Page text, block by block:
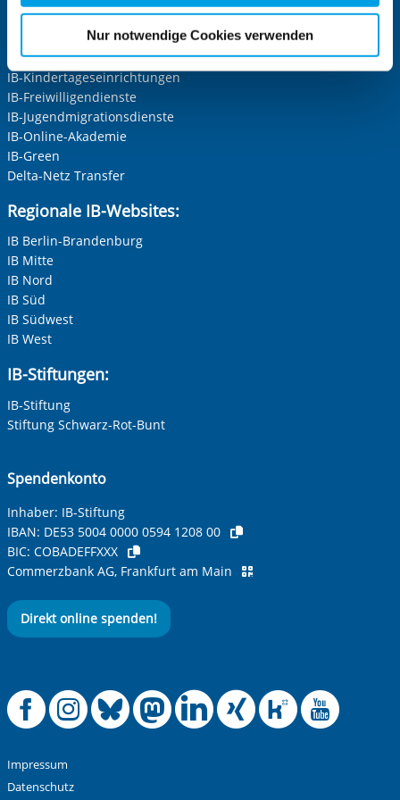
für die Zukunft widerrufen. Bitte beachten Sie: Ihre
Cookies, die erforderlich zur Bereitstellung der von Ihnen
aufgerufenen und somit gewünschten Website-
Funktionen sind. Diese Cookies setzen wir aufgrund
berechtigter Interessen und daher unabhängig von einer
Einwilligung.
Nur notwendige Cookies verwenden
Die Internationale Arbeit des IB
IB-Personalentwicklung
IB-Schulen
IB-Kindertageseinrichtungen
IB-Freiwilligendienste
IB-Jugendmigrationsdienste
IB-Online-Akademie
IB-Green
Delta-Netz Transfer
Regionale IB-Websites:
IB Berlin-Brandenburg
IB Mitte
IB Nord
IB Süd
IB Südwest
IB West
IB-Stiftungen:
IB-Stiftung
Stiftung Schwarz-Rot-Bunt
Spendenkonto
Inhaber: IB-Stiftung
IBAN: DE53 5004 0000 0594 1208 00
BIC: COBADEFFXXX
Commerzbank AG, Frankfurt am Main
Direkt online spenden!
Offizielle
Offizielle
Offizielle
Offizielle
Offizielle
Impressum
Datenschutz